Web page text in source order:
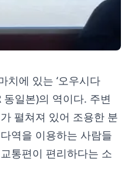
치에 있는 ‘오우시다
동일본)의 역이다. 주변
펼쳐져 있어 조용한 분
역을 이용하는 사람들
통편이 편리하다는 소